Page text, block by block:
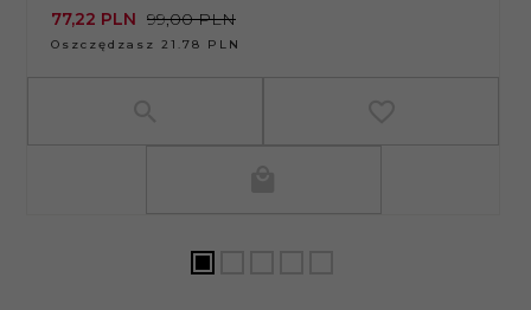
77,22 PLN 99,00 PLN
Oszczędzasz 21.78 PLN